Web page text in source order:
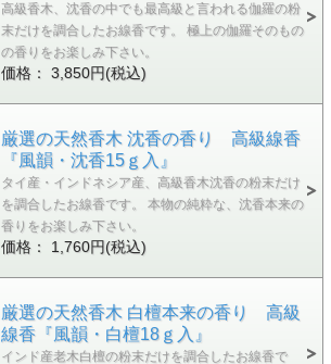
高級香木、沈香の中でも最高級と言われる伽羅の粉
末だけを調合したお線香です。 極上の伽羅そのもの
の香りをお楽しみ下さい。
価格： 3,850円(税込)
厳選の天然香木 沈香の香り 高級線香
『風韻・沈香15ｇ入』
タイ産・インドネシア産、高級香木沈香の粉末だけ
を調合したお線香です。 本物の純粋な、沈香本来の
香りをお楽しみ下さい。
価格： 1,760円(税込)
厳選の天然香木 白檀本来の香り 高級
線香『風韻・白檀18ｇ入』
インド産老木白檀の粉末だけを調合したお線香で